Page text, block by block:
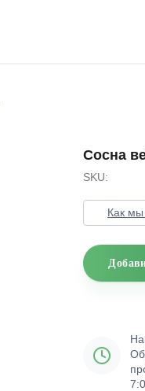
Сосна
SKU:
Как